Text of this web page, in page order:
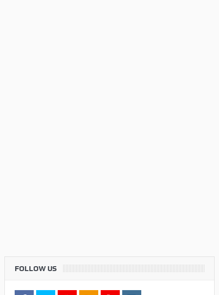
FOLLOW US